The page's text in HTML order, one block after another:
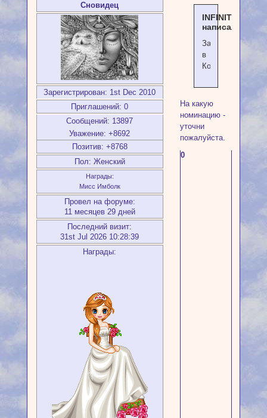
Сновидец
Зарегистрирован: 1st Dec 2010
Приглашений: 0
Сообщений: 13897
Уважение: +8692
Позитив: +8768
Пол: Женский
Награды:
Мисс Имболк
Провел на форуме:
11 месяцев 29 дней
Последний визит:
31st Jul 2026 10:28:39
Награды:
INFINITY
написал(а):
Записываюсь
в
Конкурс
На какую
номинацию -
уточни
пожалуйста.
0